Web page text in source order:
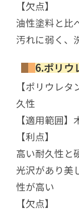
【欠点】
油性塗料と比
汚れに弱く、
6.ポリウ
【ポリウレ
久性
【適用範囲
【利点】
高い耐久性と
光沢があり美
性が高い
【欠点】